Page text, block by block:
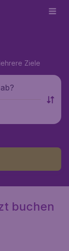
Ziele
buchen